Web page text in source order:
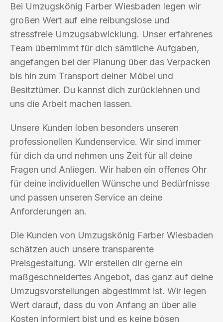
Bei Umzugskönig Farber Wiesbaden legen wir
großen Wert auf eine reibungslose und
stressfreie Umzugsabwicklung. Unser erfahrenes
Team übernimmt für dich sämtliche Aufgaben,
angefangen bei der Planung über das Verpacken
bis hin zum Transport deiner Möbel und
Besitztümer. Du kannst dich zurücklehnen und
uns die Arbeit machen lassen.
Unsere Kunden loben besonders unseren
professionellen Kundenservice. Wir sind immer
für dich da und nehmen uns Zeit für all deine
Fragen und Anliegen. Wir haben ein offenes Ohr
für deine individuellen Wünsche und Bedürfnisse
und passen unseren Service an deine
Anforderungen an.
Die Kunden von Umzugskönig Farber Wiesbaden
schätzen auch unsere transparente
Preisgestaltung. Wir erstellen dir gerne ein
maßgeschneidertes Angebot, das ganz auf deine
Umzugsvorstellungen abgestimmt ist. Wir legen
Wert darauf, dass du von Anfang an über alle
Kosten informiert bist und es keine bösen